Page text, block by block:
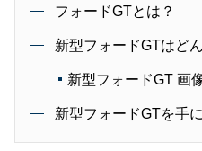
フォードGTとは？
新型フォードGTはど
新型フォードGT 画
新型フォードGTを手